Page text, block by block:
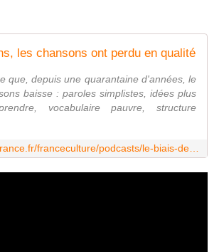
les chansons ont perdu en qualité
que, depuis une quarantaine d'années, le
baisse : paroles simplistes, idées plus
vocabulaire pauvre, structure